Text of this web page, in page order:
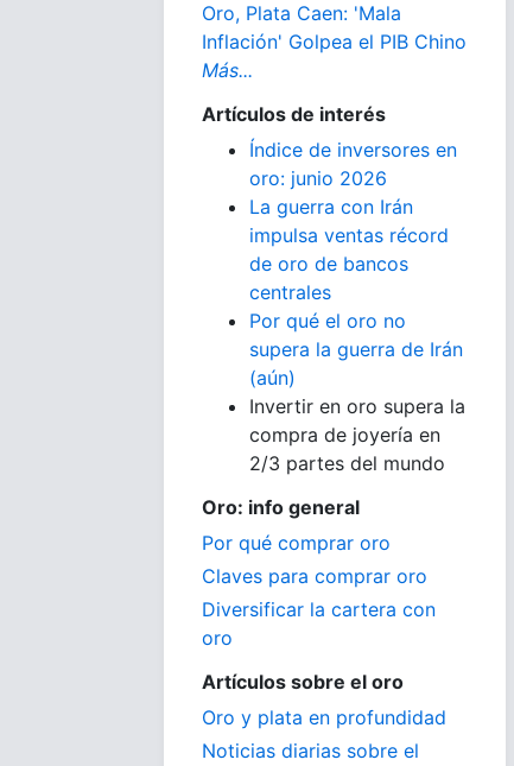
Oro, Plata Caen: 'Mala
Inflación' Golpea el PIB Chino
Más...
Artículos de interés
Índice de inversores en
oro: junio 2026
La guerra con Irán
impulsa ventas récord
de oro de bancos
centrales
Por qué el oro no
supera la guerra de Irán
(aún)
Invertir en oro supera la
compra de joyería en
2/3 partes del mundo
Oro: info general
Por qué comprar oro
Claves para comprar oro
Diversificar la cartera con
oro
Artículos sobre el oro
Oro y plata en profundidad
Noticias diarias sobre el